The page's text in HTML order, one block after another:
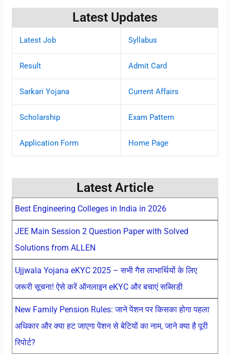
Latest Updates
Latest Job Syllabus
Result Admit Card
Sarkari Yojana Current Affairs
Scholarship Exam Pattern
Application Form Home Page
Latest Article
Best Engineering Colleges in India in 2026
JEE Main Session 2 Question Paper with Solved
Solutions from ALLEN
Ujjwala Yojana eKYC 2025 – सभी गैस लाभार्थियों के लिए
जरूरी सूचना! ऐसे करें ऑनलाइन eKYC और बचाएं सब्सिडी
New Family Pension Rules: जाने पेंशन पर किसका होगा पहला
अधिकार और क्या हट जाएगा पेंशन से बेटियों का नाम, जाने क्या है पूरी
रिपोर्ट?